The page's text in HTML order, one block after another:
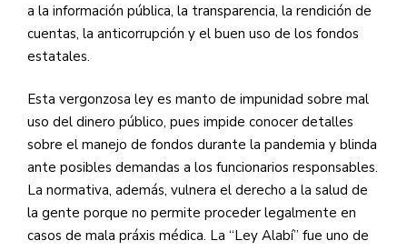
a la información pública, la transparencia, la rendición de
cuentas, la anticorrupción y el buen uso de los fondos
estatales.
Esta vergonzosa ley es manto de impunidad sobre mal
uso del dinero público, pues impide conocer detalles
sobre el manejo de fondos durante la pandemia y blinda
ante posibles demandas a los funcionarios responsables.
La normativa, además, vulnera el derecho a la salud de
la gente porque no permite proceder legalmente en
casos de mala práxis médica. La “Ley Alabí” fue uno de